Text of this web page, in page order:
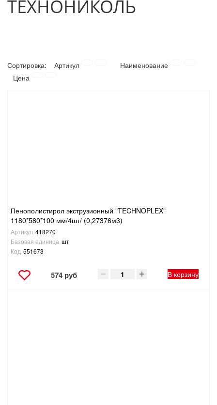
КРЕПЕЖ И СКОБЯНЫЕ ИЗДЕЛИЯ
НАСОСНОЕ ОБОРУДОВАНИЕ
СТРЕМЯНКИ,ЛЕСТНИЦЫ
СТРОИТЕЛЬНЫЕ И ОТДЕЛОЧНЫЕ МАТЕРИАЛЫ
ТОВАРЫ ДЛЯ ДОМА
ТЕХНОНИКОЛЬ
Сортировка: Артикул
Наименование
Цена
Пенополистирол экструзионный "TECHNOPLEX"
1180*580*100 мм/4шт/ (0,27376м3)
Артикул 418270
Базовая единица шт
Код 551673
574 руб В корзину